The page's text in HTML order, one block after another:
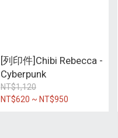
[列印件]Chibi Rebecca -
Cyberpunk
NT$1,120
NT$620 ~ NT$950